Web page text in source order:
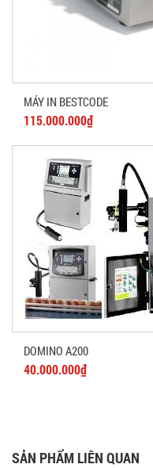
MÁY IN BESTCODE
115.000.000₫
DOMINO A200
40.000.000₫
SẢN PHẨM LIÊN QUAN